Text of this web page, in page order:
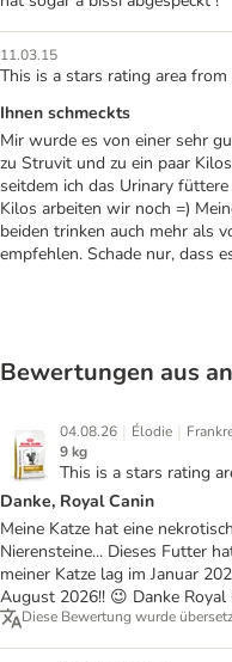
11.03.15
This is a stars rating area
Ihnen schmeckts
Mir wurde es von einer sehr
zu Struvit und zu ein paar
seitdem ich das Urinary
Kilos arbeiten wir noch =)
beiden trinken auch mehr als
empfehlen. Schade nur, dass
Bewertungen aus
04.08.26 | Élodie |
9 kg
This is a stars rating
Danke, Royal Canin
Meine Katze hat eine
Nierensteine... Dieses Futter
meiner Katze lag im Januar
August 2026!! 😉 Danke
Diese Bewertung wurde